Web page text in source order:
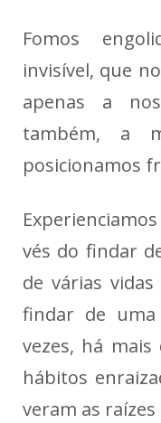
Fomos
invisível, que
apenas a
também, a
posicionamos
vés do findar
de várias vidas
findar de uma
vezes, há mais
hábitos
veram as raízes